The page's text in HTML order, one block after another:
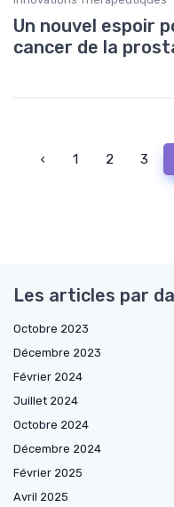
Un nouvel espoir
cancer de la
‹ 1 2 3
Les articles par
Octobre 2023
Décembre 2023
Février 2024
Juillet 2024
Octobre 2024
Décembre 2024
Février 2025
Avril 2025